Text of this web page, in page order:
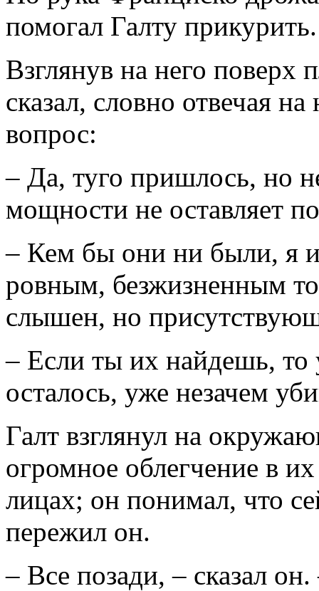
помогал Галту прикурить.
Взглянув на него поверх
сказал, словно отвечая
вопрос:
– Да, туго пришлось, но
мощности не оставляет
– Кем бы они ни были, я
ровным, безжизненным
слышен, но
– Если ты их найдешь, то
осталось, уже незачем
Галт взглянул на
огромное облегчение в
лицах; он понимал, что
пережил он.
– Все позади, – сказал